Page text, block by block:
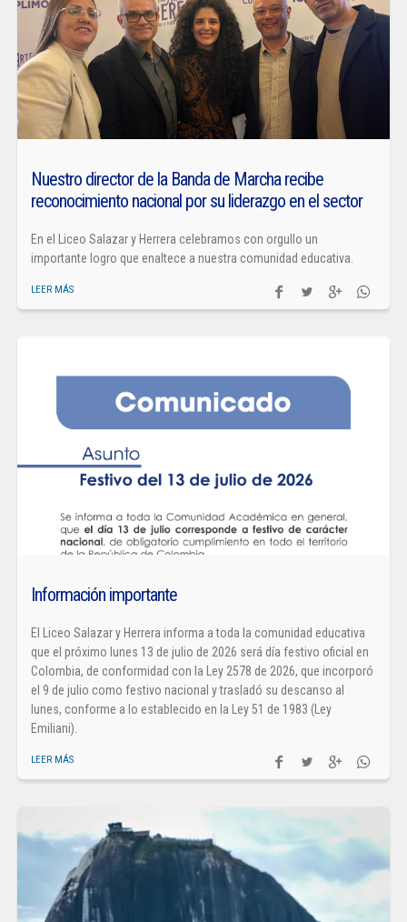
Nuestro director de la Banda de Marcha recibe
reconocimiento nacional por su liderazgo en el sector
En el Liceo Salazar y Herrera celebramos con orgullo un
importante logro que enaltece a nuestra comunidad educativa.
LEER MÁS
Información importante
El Liceo Salazar y Herrera informa a toda la comunidad educativa
que el próximo lunes 13 de julio de 2026 será día festivo oficial en
Colombia, de conformidad con la Ley 2578 de 2026, que incorporó
el 9 de julio como festivo nacional y trasladó su descanso al
lunes, conforme a lo establecido en la Ley 51 de 1983 (Ley
Emiliani).
LEER MÁS